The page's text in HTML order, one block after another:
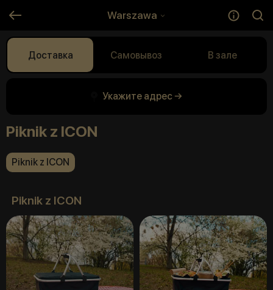
Warszawa
Доставка Самовывоз В зале
Укажите адрес →
Piknik z ICON
Piknik z ICON
Piknik z ICON